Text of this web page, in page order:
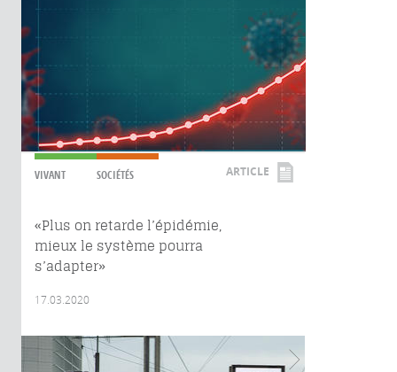
VIVANT SOCIÉTÉS ARTICLE
«Plus on retarde l’épidémie,
mieux le système pourra
s’adapter»
17.03.2020